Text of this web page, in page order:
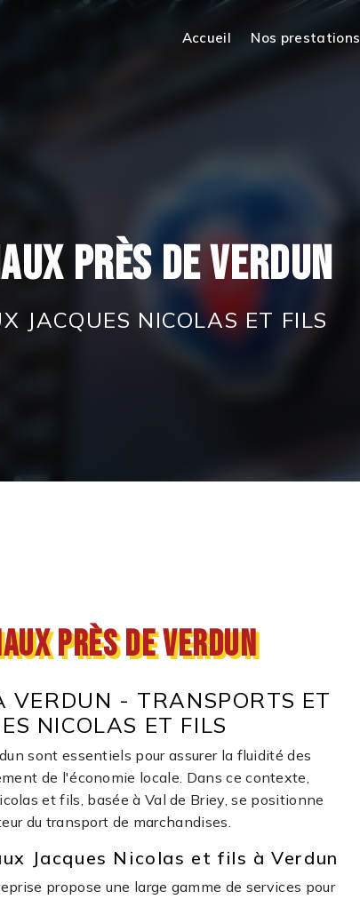
Accueil Nos prestations
près de Verdun
JACQUES NICOLAS ET FILS
près de Verdun
- TRANSPORTS ET
NICOLAS ET FILS
sont essentiels pour assurer la fluidité des
de l'économie locale. Dans ce contexte,
et fils, basée à Val de Briey, se positionne
du transport de marchandises.
Jacques Nicolas et fils à Verdun
propose une large gamme de services pour